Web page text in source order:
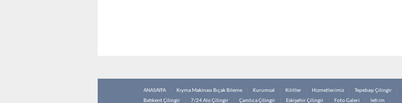
ANASAYFA Kıyma Makinası Bıçak Bileme Kurumsal Kilitler Hizmetlerimiz Tepebaşı Çilingir
Batıkent Çilingir
7/24 Alo Çilingir Çamlıca Çilingir Eskişehir Çilingir Foto Galeri leti im